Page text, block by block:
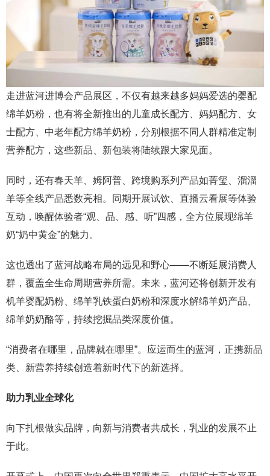
走进蓝河进博会产品展区，不仅有越来越多妈妈爱选的婴配
绵羊奶粉，也有将全新推出的儿童成长配方、妈妈配方、女
士配方、中老年配方绵羊奶粉，分别根据不同人群精准定制
营养配方，这些新品、新包装将陆续跟大家见面。
同时，还有春天羊、姆阿普、跨境购系列产品如菁玺、溜溜
羊等全线产品悉数亮相。同期开展试饮、直播云看展等体验
互动，唤醒体验者“观、品、感、听”四感，全方位展现绵羊
奶“奶中黄金”的魅力。
这也透出了蓝河战略布局的远见和野心——不断延展消费人
群，覆盖全生命周期营养所需。未来，蓝河还将创新开发有
机羊婴配奶粉、绵羊乳铁蛋白奶粉和深度水解绵羊奶产品、
绵羊奶奶酪等，持续挖掘品类深度价值。
“消费者在哪里，品牌就在哪里”。应运而生的蓝河，正携新品
类、新营养持续创造着新时代下的新选择。
助力乳业全球化
向下扎根做实品牌，向新与消费者共成长，乳业的发展不止
于此。